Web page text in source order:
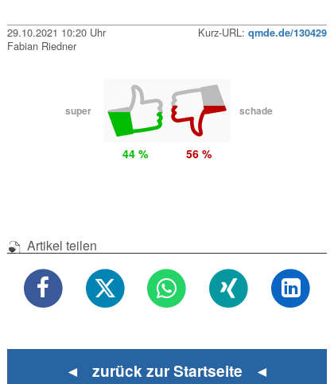
29.10.2021 10:20 Uhr Kurz-URL: qmde.de/130429
Fabian Riedner
super schade
44 % 56 %
Artikel teilen
◄ zurück zur Startseite ◄